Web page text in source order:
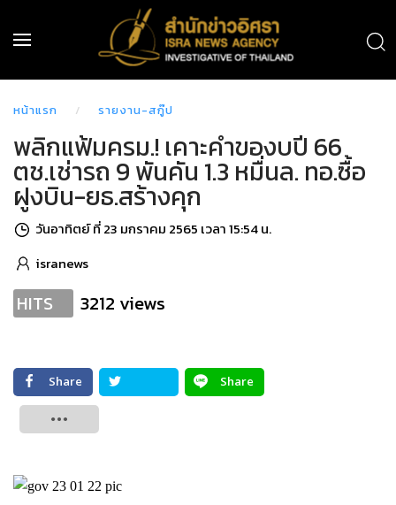
หน้าแรก รายงาน-สกู๊ป
พลิกแฟ้มครม.! เคาะคำของบปี 66
ตช.เช่ารถ 9 พันคัน 1.3 หมื่นล. ทอ.ซื้อ
ฝูงบิน-ยธ.สร้างคุก
วันอาทิตย์ ที่ 23 มกราคม 2565 เวลา 15:54 น.
isranews
HITS 3212 views
Share
Share